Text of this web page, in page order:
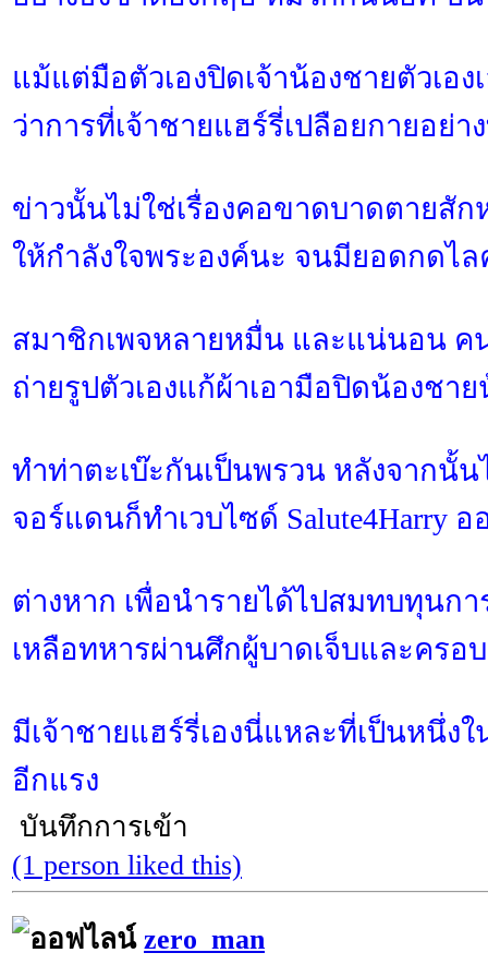
แม้แต่มือตัวเองปิดเจ้าน้องชายตัวเอ
ว่าการที่เจ้าชายแฮร์รี่เปลือยกายอย่า
ข่าวนั้นไม่ใช่เรื่องคอขาดบาดตายสัก
ให้กำลังใจพระองค์นะ จนมียอดกดไล
สมาชิกเพจหลายหมื่น และแน่นอน ค
ถ่ายรูปตัวเองแก้ผ้าเอามือปิดน้องชาย
ทำท่าตะเบ๊ะกันเป็นพรวน หลังจากนั้
จอร์แดนก็ทำเวบไซด์ Salute4Harry อ
ต่างหาก เพื่อนำรายได้ไปสมทบทุนก
เหลือทหารผ่านศึกผู้บาดเจ็บและครอ
มีเจ้าชายแฮร์รี่เองนี่แหละที่เป็นหนึ่
อีกแรง
บันทึกการเข้า
(1 person liked this)
zero_man